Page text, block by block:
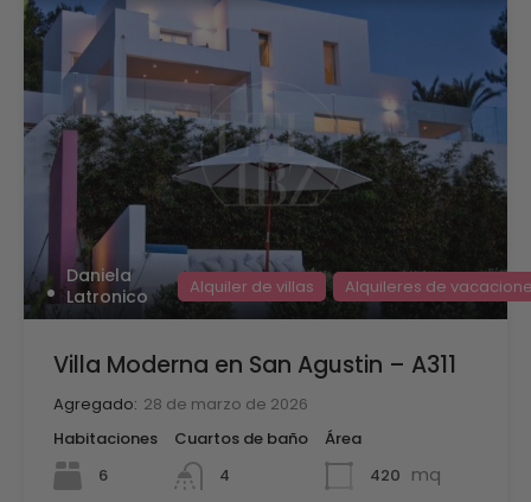
Daniela
Latronico
Alquiler de villas Alquileres de
Villa Moderna en San Agustin – A311
Agregado: 28 de marzo de 2026
Habitaciones
6
Cuartos de baño
4
Área
420 mq